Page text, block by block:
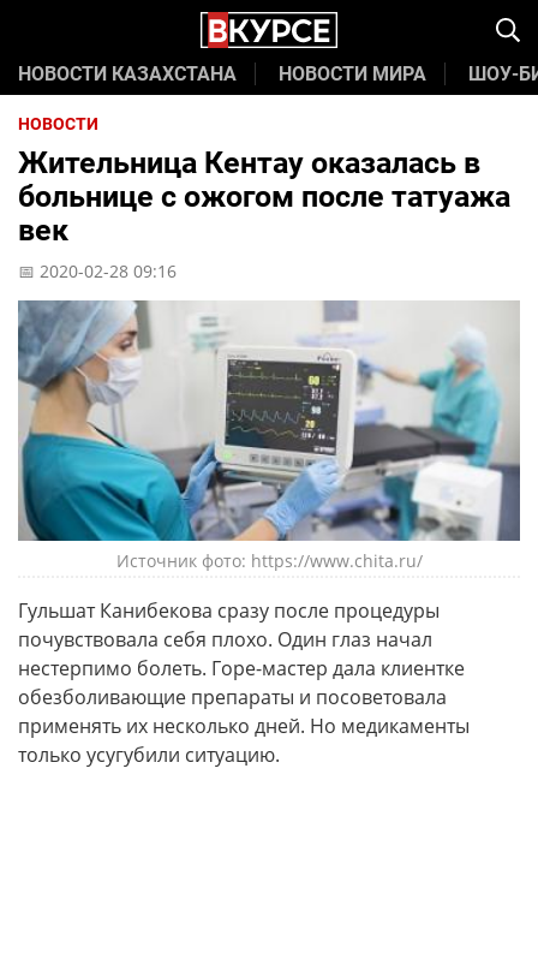
НОВОСТИ КАЗАХСТАНА НОВОСТИ МИРА ШОУ-
НОВОСТИ
Жительница Кентау оказалась в
больнице с ожогом после татуажа
век
📅 2020-02-28 09:16
Источник фото: https://www.chita.ru/
Гульшат Канибекова сразу после процедуры
почувствовала себя плохо. Один глаз начал
нестерпимо болеть. Горе-мастер дала клиентке
обезболивающие препараты и посоветовала
применять их несколько дней. Но медикаменты
только усугубили ситуацию.